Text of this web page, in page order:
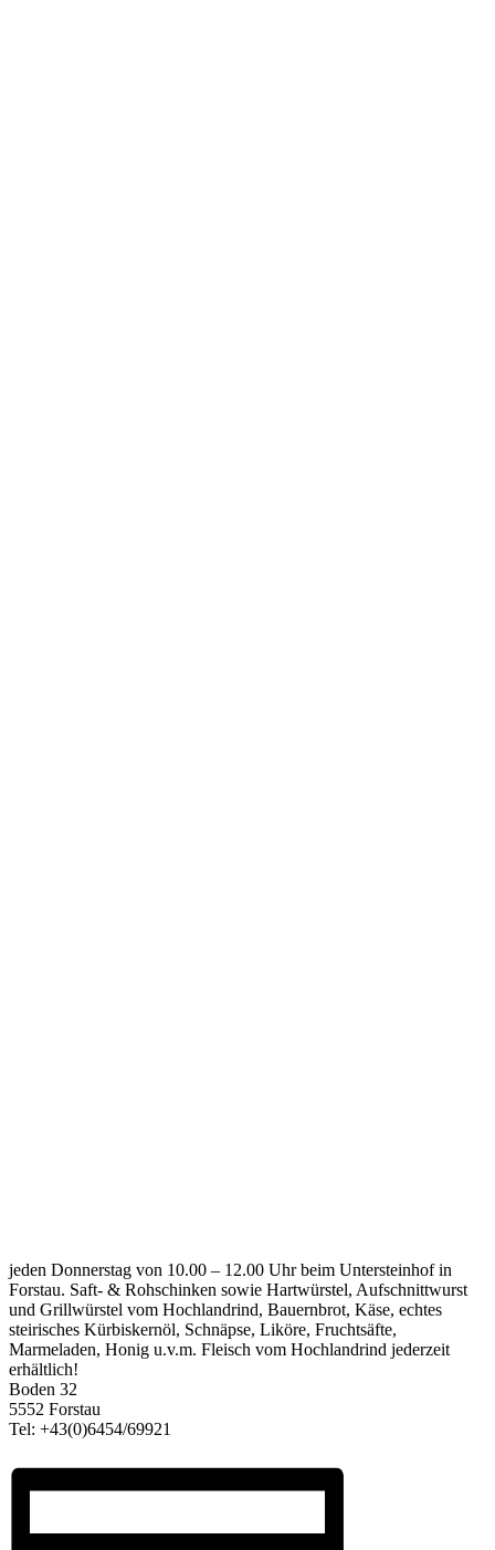
jeden Donnerstag von 10.00 – 12.00 Uhr beim Untersteinhof in
Forstau. Saft- & Rohschinken sowie Hartwürstel, Aufschnittwurst
und Grillwürstel vom Hochlandrind, Bauernbrot, Käse, echtes
steirisches Kürbiskernöl, Schnäpse, Liköre, Fruchtsäfte,
Marmeladen, Honig u.v.m. Fleisch vom Hochlandrind jederzeit
erhältlich!
Boden 32
5552 Forstau
Tel: +43(0)6454/69921